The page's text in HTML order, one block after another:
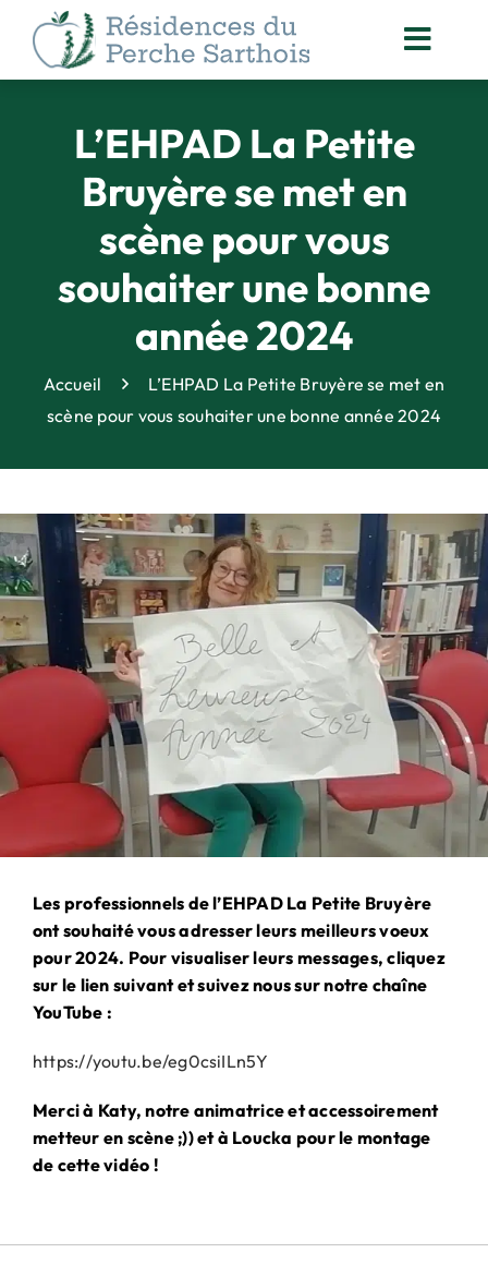
Passer
contenu
DES RÉSIDENTS
NOS
ACTUALITÉS
ORGANISATION
DES SOINS
ANIMATION
& VIE SOCIALE
ACCOMPAGNÉES
QUALITÉ
& MÉCÉNAT
L’EHPAD La Petite
Bruyère se met en
scène pour vous
souhaiter une bonne
année 2024
Accueil
L’EHPAD La Petite Bruyère se met en
scène pour vous souhaiter une bonne année 2024
Les professionnels de l’EHPAD La Petite Bruyère
ont souhaité vous adresser leurs meilleurs voeux
pour 2024. Pour visualiser leurs messages, cliquez
sur le lien suivant et suivez nous sur notre chaîne
YouTube :
https://youtu.be/eg0csiILn5Y
Merci à Katy, notre animatrice et accessoirement
metteur en scène ;)) et à Loucka pour le montage
de cette vidéo !